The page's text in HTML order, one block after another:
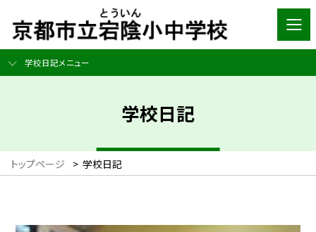
学校日記メニュー
学校日記
トップページ > 学校日記